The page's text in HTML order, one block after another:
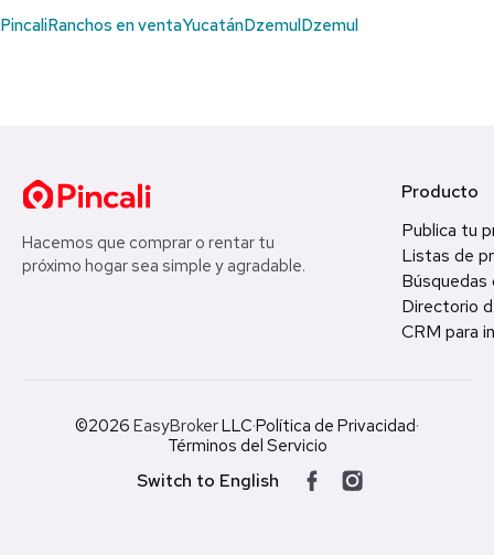
PincaliRanchos en ventaYucatánDzemulDzemul
Hacemos que comprar o rentar tu
próximo hogar sea simple y agradable.
Producto
Publica tu
Listas de
Búsquedas
Directorio
CRM para
©2026 EasyBrokerLLC·Política de Privacidad·
Términos del Servicio
Switch to English